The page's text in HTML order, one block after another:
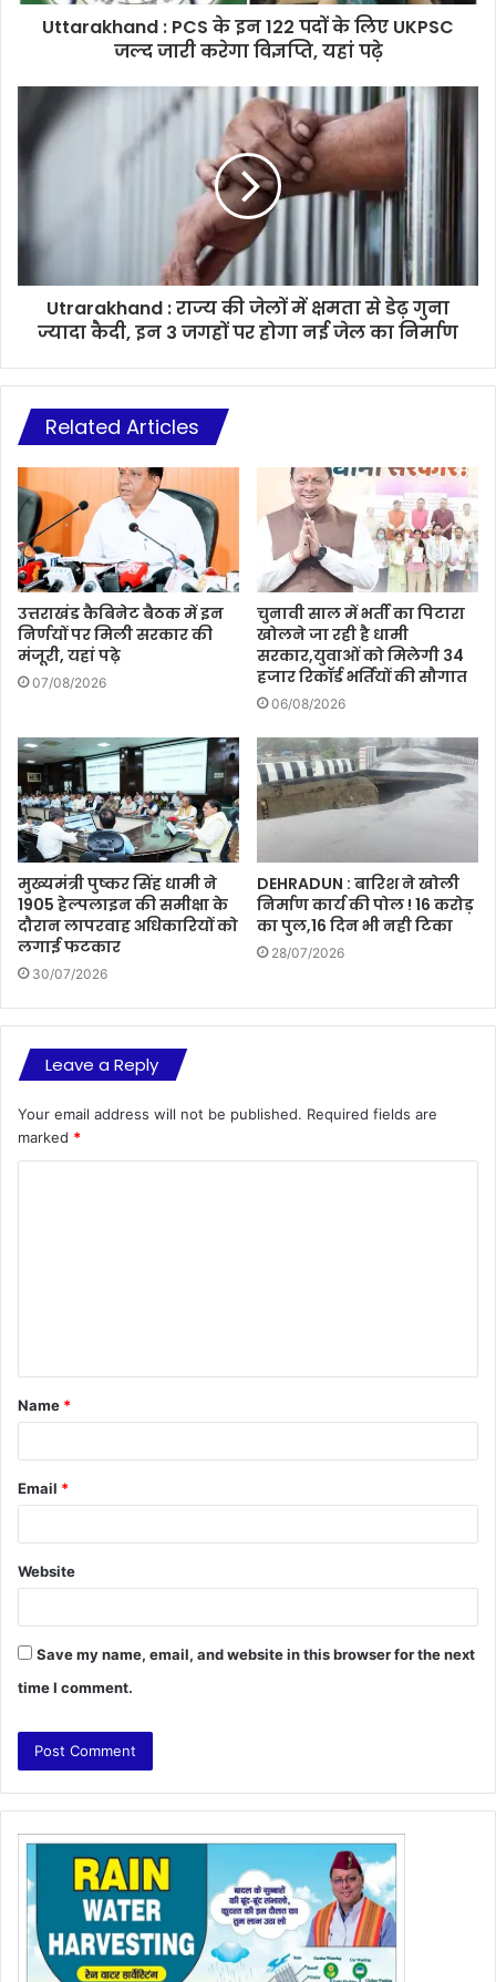
Uttarakhand : PCS के इन 122 पदों के लिए UKPSC
जल्द जारी करेगा विज्ञप्ति, यहां पढ़े
Utrarakhand : राज्य की जेलों में क्षमता से डेढ़ गुना
ज्यादा कैदी, इन 3 जगहों पर होगा नई जेल का निर्माण
Related Articles
उत्तराखंड कैबिनेट बैठक में इन
निर्णयों पर मिली सरकार की
मंजूरी, यहां पढ़े
07/08/2026
चुनावी साल में भर्ती का पिटारा
खोलने जा रही है धामी
सरकार,युवाओं को मिलेगी 34
हजार रिकॉर्ड भर्तियों की सौगात
06/08/2026
मुख्यमंत्री पुष्कर सिंह धामी ने
1905 हेल्पलाइन की समीक्षा के
दौरान लापरवाह अधिकारियों को
लगाई फटकार
30/07/2026
DEHRADUN : बारिश ने खोली
निर्माण कार्य की पोल ! 16 करोड़
का पुल,16 दिन भी नही टिका
28/07/2026
Leave a Reply
Your email address will not be published. Required fields are
marked *
t
*
Name *
Email *
Website
Save my name, email, and website in this browser for the next
time I comment.